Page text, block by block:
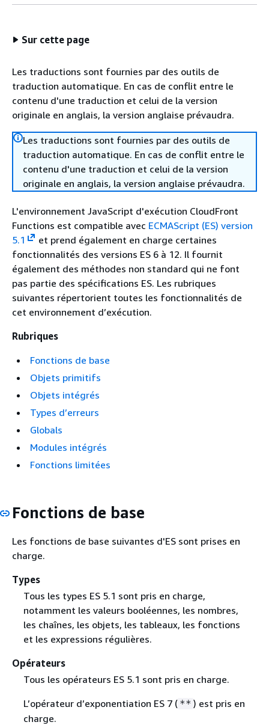
Sur cette page
Les traductions sont fournies par des outils de
traduction automatique. En cas de conflit entre le
contenu d'une traduction et celui de la version
originale en anglais, la version anglaise prévaudra.
Les traductions sont fournies par des outils de
traduction automatique. En cas de conflit entre le
contenu d'une traduction et celui de la version
originale en anglais, la version anglaise prévaudra.
L'environnement JavaScript d'exécution CloudFront
Functions est compatible avec ECMAScript (ES) version
5.1
et prend également en charge certaines
fonctionnalités des versions ES 6 à 12. Il fournit
également des méthodes non standard qui ne font
pas partie des spécifications ES. Les rubriques
suivantes répertorient toutes les fonctionnalités de
cet environnement d’exécution.
Rubriques
Fonctions de base
Objets primitifs
Objets intégrés
Types d’erreurs
Globals
Modules intégrés
Fonctions limitées
Fonctions de base
Les fonctions de base suivantes d'ES sont prises en
charge.
Types
Tous les types ES 5.1 sont pris en charge,
notamment les valeurs booléennes, les nombres,
les chaînes, les objets, les tableaux, les fonctions
et les expressions régulières.
Opérateurs
Tous les opérateurs ES 5.1 sont pris en charge.
L’opérateur d’exponentiation ES 7 ( ** ) est pris en
charge.